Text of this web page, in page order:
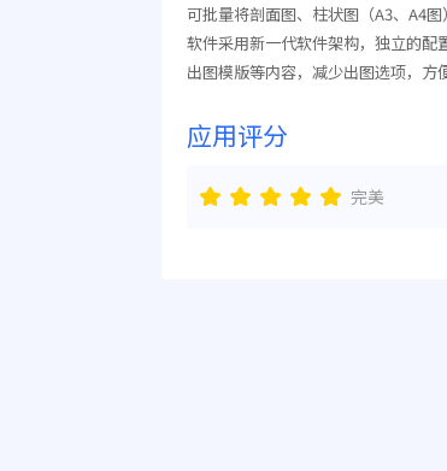
可批量将剖面图、柱状图（A3、A4
软件采用新一代软件架构，独立的配
出图模版等内容，减少出图选项，方
应用评分
完美